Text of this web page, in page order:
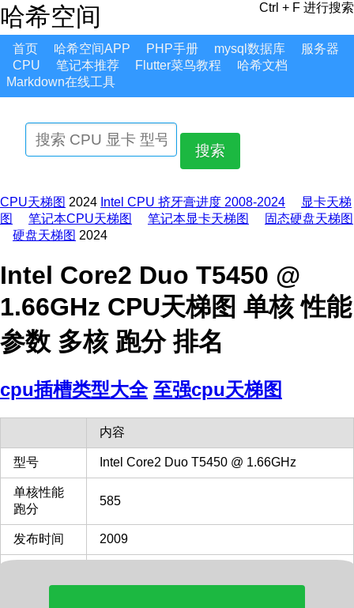
哈希空间 Ctrl + F 进行搜索
首页 哈希空间APP PHP手册 mysql数据库
服务器
CPU
笔记本推荐 Flutter菜鸟教程
哈希文档
Markdown在线工具
搜索
CPU天梯图 2024 Intel CPU 挤牙膏进度 2008-2024
显卡天梯
图
笔记本CPU天梯图 笔记本显卡天梯图
固态硬盘天梯图
硬盘天梯图 2024
Intel Core2 Duo T5450 @
1.66GHz CPU天梯图 单核 性能
参数 多核 跑分 排名
cpu插槽类型大全 至强cpu天梯图
内容
型号 Intel Core2 Duo T5450 @ 1.66GHz
单核性能
跑分
585
发布时间 2009